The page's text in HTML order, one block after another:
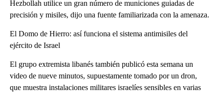
Hezbollah utilice un gran número de municiones guiadas de
precisión y misiles, dijo una fuente familiarizada con la amenaza.
El Domo de Hierro: así funciona el sistema antimisiles del
ejército de Israel
El grupo extremista libanés también publicó esta semana un
video de nueve minutos, supuestamente tomado por un dron,
que muestra instalaciones militares israelíes sensibles en varias